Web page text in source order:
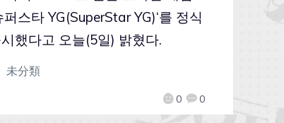
0 0
퍼스타 YG(SuperStar YG)‘를 정식
했다고 오늘(5일) 밝혔다.
未分類